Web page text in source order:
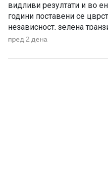
видливи резултати и во
години поставени се
независност, зелена
систем кој ќе обезбеди
има нов Закон за
пред 2 дена